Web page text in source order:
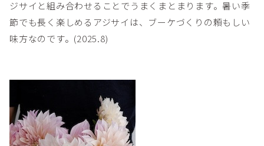
ジサイと組み合わせることでうまくまとまります。暑い季
節でも長く楽しめるアジサイは、ブーケづくりの頼もしい
味方なのです。(2025.8)